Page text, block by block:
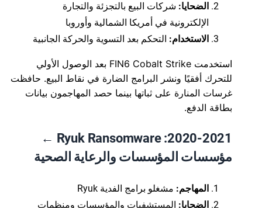
الضحايا: شركات البيع بالتجزئة والتجارة
الإلكترونية في أمريكا الشمالية وأوروبا
الاستخدام: التحكم بعد التسوية والحركة الجانبية
استخدمت FIN6 Cobalt Strike بعد الوصول الأولي
للتحرك أفقيًا ونشر البرامج الضارة في نقاط البيع. حافظت
غرسات المنارة على ثباتها بينما حصد المهاجمون بيانات
بطاقة الدفع.
2020-2021: Ryuk Ransomware ←
مؤسسات المؤسسات والرعاية الصحية
المهاجم: مشغلو برامج الفدية Ryuk
الضحايا: المستشفيات والمؤسسات ومنظمات